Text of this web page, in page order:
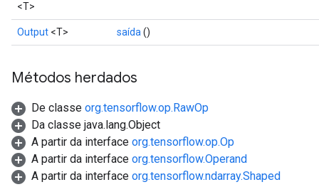
<T>
Output <T> saída ()
Métodos herdados
De classe org.tensorflow.op.RawOp
Da classe java.lang.Object
A partir da interface org.tensorflow.op.Op
A partir da interface org.tensorflow.Operand
A partir da interface org.tensorflow.ndarray.Shaped